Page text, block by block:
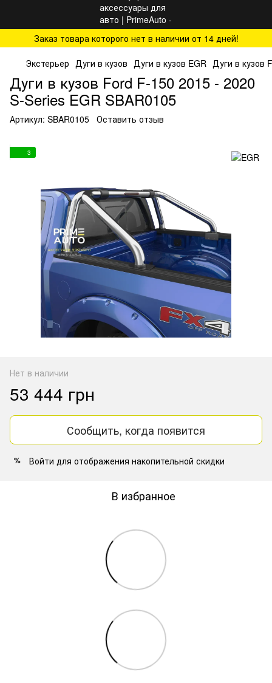
Заказ товара которого нет в наличии от 14 дней!
Экстерьер Дуги в кузов Дуги в кузов EGR Дуги в кузов
Дуги в кузов Ford F-150 2015 - 2020
S-Series EGR SBAR0105
Артикул: SBAR0105 Оставить отзыв
3
Нет в наличии
53 444 грн
Сообщить, когда появится
% Войти для отображения накопительной скидки
В избранное